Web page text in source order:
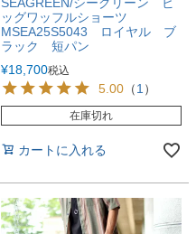
ッグワッフルショーツ
MSEA25S5043 ロイヤル ブ
ラック 短パン
¥18,700税込
5.00 （1 ）
在庫切れ
カートに入れる